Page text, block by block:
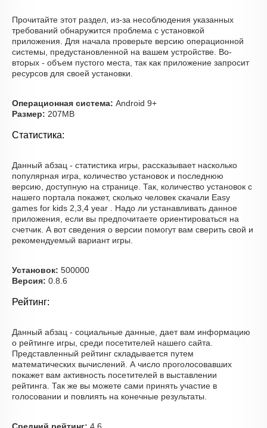
Прочитайте этот раздел, из-за несоблюдения указанных
требований обнаружится проблема с установкой
приложения. Для начала проверьте версию операционной
системы, предустановленной на вашем устройстве. Во-
вторых - объем пустого места, так как приложение запросит
ресурсов для своей установки.
Операционная система: Android 9+
Размер: 207MB
Статистика:
Данный абзац - статистика игры, рассказывает насколько
популярная игра, количество установок и последнюю
версию, доступную на странице. Так, количество установок с
нашего портала покажет, сколько человек скачали Easy
games for kids 2,3,4 year . Надо ли устанавливать данное
приложения, если вы предпочитаете ориентироваться на
счетчик. А вот сведения о версии помогут вам сверить свой и
рекомендуемый вариант игры.
Установок: 500000
Версия: 0.8.6
Рейтинг:
Данный абзац - социальные данные, дает вам информацию
о рейтинге игры, среди посетителей нашего сайта.
Представленный рейтинг складывается путем
математических вычислений. А число проголосовавших
покажет вам активность посетителей в выставлении
рейтинга. Так же вы можете сами принять участие в
голосовании и повлиять на конечные результаты.